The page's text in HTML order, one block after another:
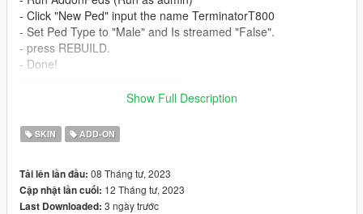
- Click "New Ped" input the name TerminatorT800
- Set Ped Type to "Male" and Is streamed "False".
- press REBUILD.
- Done!
Special thanks to RX1StrideRShow Full Description
SKIN ADD-ON
Tải lên lần đầu: 08 Tháng tư, 2023
Cập nhật lần cuối: 12 Tháng tư, 2023
Last Downloaded: 3 ngày trước